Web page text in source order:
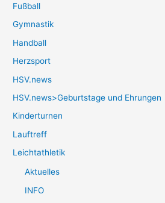
Fußball
Gymnastik
Handball
Herzsport
HSV.news
HSV.news>Geburtstage und Ehrungen
Kinderturnen
Lauftreff
Leichtathletik
Aktuelles
INFO